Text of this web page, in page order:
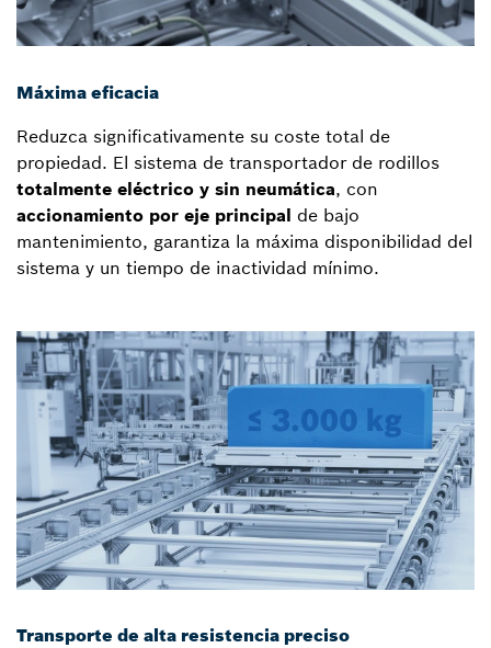
Máxima eficacia
Reduzca significativamente su coste total de
propiedad. El sistema de transportador de rodillos
totalmente eléctrico y sin neumática, con
accionamiento por eje principal de bajo
mantenimiento, garantiza la máxima disponibilidad del
sistema y un tiempo de inactividad mínimo.
Transporte de alta resistencia preciso